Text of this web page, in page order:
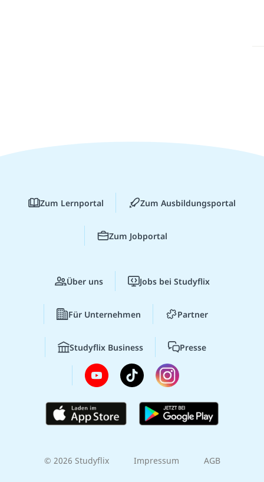
Zum Lernportal Zum Ausbildungsportal
Zum Jobportal
Über uns Jobs bei Studyflix
Für Unternehmen Partner
Studyflix Business Presse
© 2026 Studyflix Impressum AGB